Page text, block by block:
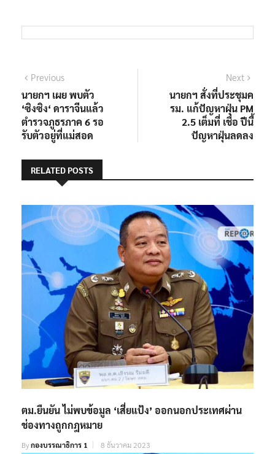
แนะแนว
เรื่อง
PreviousPrevious
post:
นายกฯ เผย พบตัว
‘ซิงซิง‘ ดาราจีนแล้ว
ตำรวจภูธรภาค 6 รอ
รับตัวอยู่ที่แม่สอด
Next
นายกฯ สั่งที่ประชุมค
รม. แก้ปัญหาฝุ่น PM
2.5 เต็มที่ เชื่อ ปีนี้
ปัญหาฝุ่นลดลง
RELATED POSTS
ตม.ยืนยัน ไม่พบข้อมูล ‘เสี่ยแป้ง’ ออกนอกประเทศผ่าน
ช่องทางถูกกฎหมาย
Byกองบรรณาธิการ 1 8 ธันวาคม 2023